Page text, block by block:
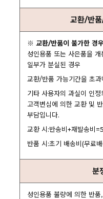
교환/반
※ 교환/반품이 불가한 경
성인용품 또는 사은품을
일부가 분실된 경우
교환/반품 가능기간을 초과
기타 사용자의 과실이 인
고객변심에 의한 교환 및
부담입니다.
교환 시:반송비+재발송비
반품 시:초기 배송비(무료
분
성인용품 불량에 의한 반